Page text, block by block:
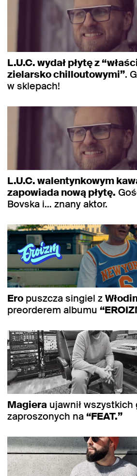
L.U.C. wydał płytę z
zielarsko chilloutowymi”.
w sklepach!
L.U.C. walentynkowym
zapowiada nową płytę.
Bovska i… znany aktor.
Ero puszcza singiel z
preorderem albumu
Magiera ujawnił wszystkich
zaproszonych na “FEAT.”